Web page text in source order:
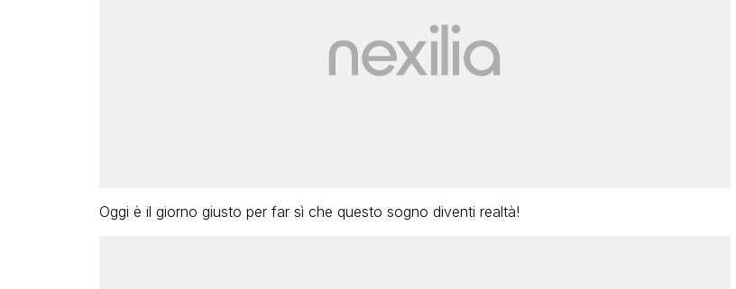
Oggi è il giorno giusto per far sì che questo sogno diventi realtà!